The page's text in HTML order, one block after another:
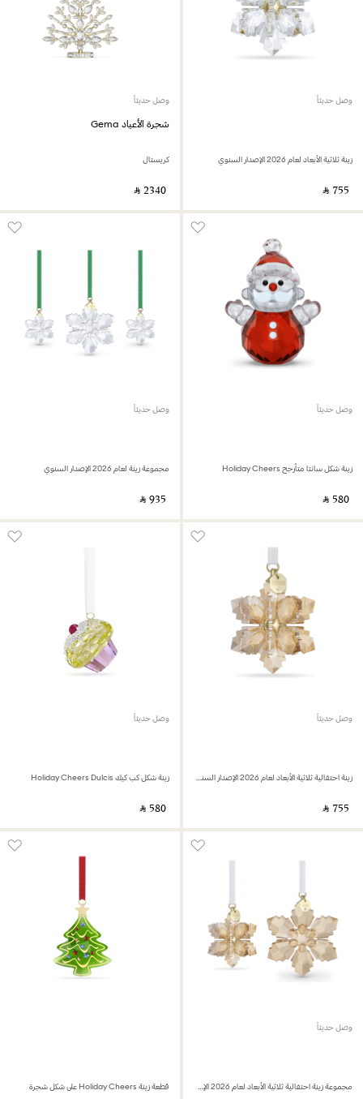
وصل حديثاً
زينة ثلاثية الأبعاد لعام 2026 الإصدار السنوي
‎ ⃁ ⁦755⁩ ‎
وصل حديثاً
شجرة الأعياد Gema
كريستال
‎ ⃁ ⁦2340⁩ ‎
وصل حديثاً
زينة شكل سانتا متأرجح Holiday Cheers
‎ ⃁ ⁦580⁩ ‎
وصل حديثاً
مجموعة زينة لعام 2026 الإصدار السنوي
‎ ⃁ ⁦935⁩ ‎
وصل حديثاً
زينة احتفالية ثلاثية الأبعاد لعام 2026 الإصدار السنوي
‎ ⃁ ⁦755⁩ ‎
وصل حديثاً
زينة شكل كب كيك Holiday Cheers Dulcis
‎ ⃁ ⁦580⁩ ‎
وصل حديثاً
مجموعة زينة احتفالية ثلاثية الأبعاد لعام 2026 الإصدار السنوي قطعة زينة Holiday Cheers على شكل شجرة